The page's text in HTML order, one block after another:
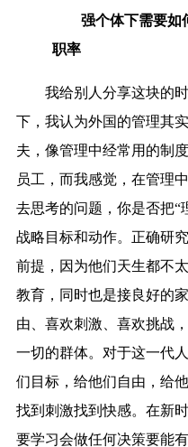
强个体下需要如
职率
我给别人分享这块的
下，我认为外国的管理其
夫，像管理中经常用的制
员工，而我感觉，在管理
去思考的问题，你是否把“
战略目标和动作。正确研
前提，因为他们天生都不
教育，同时也是接良好的
由、喜欢刺激、喜欢挑战
一切的群体。对于这一代
们目标，给他们自由，给
找到刺激找到快感。在新
要学习会做任何决策要能